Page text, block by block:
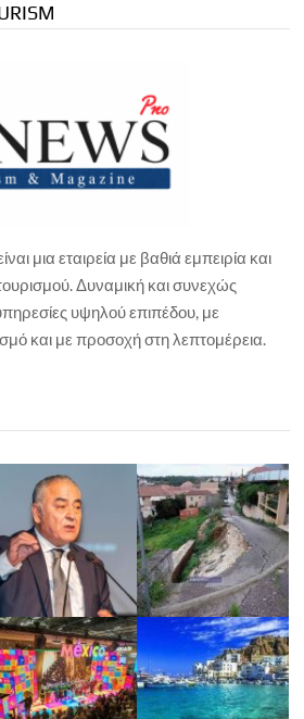
μια εταιρεία με βαθιά εμπειρία και
Δυναμική και συνεχώς
υψηλού επιπέδου, με
και με προσοχή στη λεπτομέρεια.